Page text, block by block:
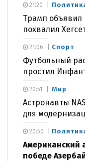
Трамп
похвалил
21:20
Спорт
Футбольный
простил
21:06
Мир
Астронавты
для
20:51
Американский
победе
20:50